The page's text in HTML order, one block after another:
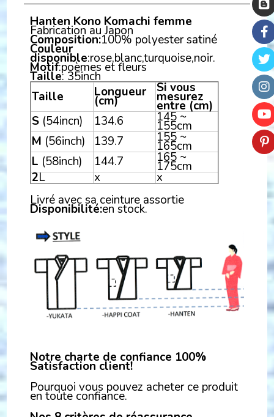
Hanten Kono Komachi femme
Fabrication au Japon
Composition:100% polyester satiné
Couleur
disponible:rose,blanc,turquoise,noir.
Motif:poèmes et fleurs
Taille: 35inch
Taille
Longueur
(cm)
Si vous
mesurez
entre (cm)
S (54incn) 134.6 145 ~
155cm
M (56inch) 139.7 155 ~
165cm
L (58inch) 144.7 165 ~
175cm
2L x
x
Livré avec sa ceinture assortie
Disponibilité:en stock.
Notre charte de confiance 100%
Satisfaction client!
Pourquoi vous pouvez acheter ce produit
en toute confiance.